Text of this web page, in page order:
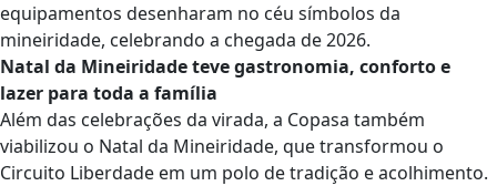
equipamentos desenharam no céu símbolos da
mineiridade, celebrando a chegada de 2026.
Natal da Mineiridade teve gastronomia, conforto e
lazer para toda a família
Além das celebrações da virada, a Copasa também
viabilizou o Natal da Mineiridade, que transformou o
Circuito Liberdade em um polo de tradição e acolhimento.